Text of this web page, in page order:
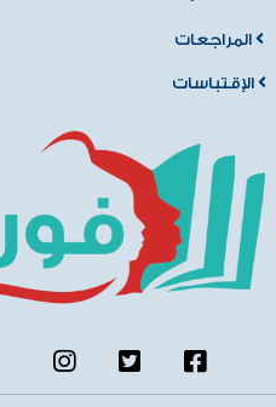
المراجعات
الإقتباسات